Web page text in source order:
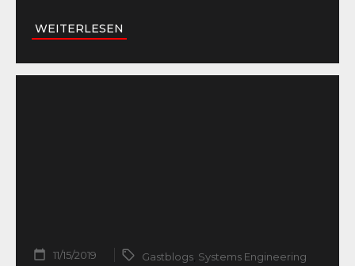
WEITERLESEN
11/15/2019 Gastblogs, Systems Engineering